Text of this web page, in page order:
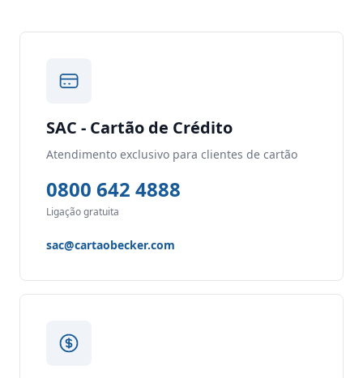
SAC - Cartão de Crédito
Atendimento exclusivo para clientes de cartão
0800 642 4888
Ligação gratuita
sac@cartaobecker.com